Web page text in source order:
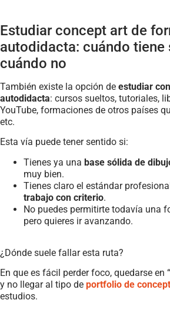
Estudiar concept art de
autodidacta: cuándo tiene
cuándo no
También existe la opción de estudiar
autodidacta: cursos sueltos, tutoriales,
YouTube, formaciones de otros países
etc.
Esta vía puede tener sentido si:
Tienes ya una base sólida de
muy bien.
Tienes claro el estándar
trabajo con criterio.
No puedes permitirte todavía una
pero quieres ir avanzando.
¿Dónde suele fallar esta ruta?
En que es fácil perder foco, quedarse en
y no llegar al tipo de portfolio de
estudios.